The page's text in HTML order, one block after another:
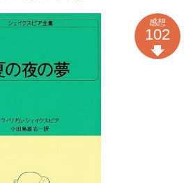
感想
102